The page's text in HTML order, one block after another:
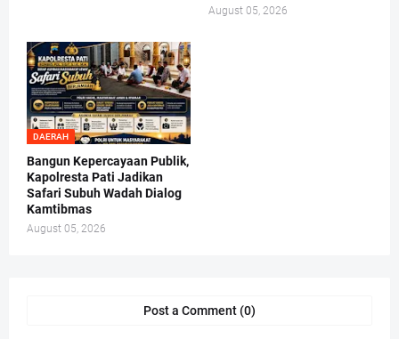
August 05, 2026
DAERAH
Bangun Kepercayaan Publik,
Kapolresta Pati Jadikan
Safari Subuh Wadah Dialog
Kamtibmas
August 05, 2026
Post a Comment (0)